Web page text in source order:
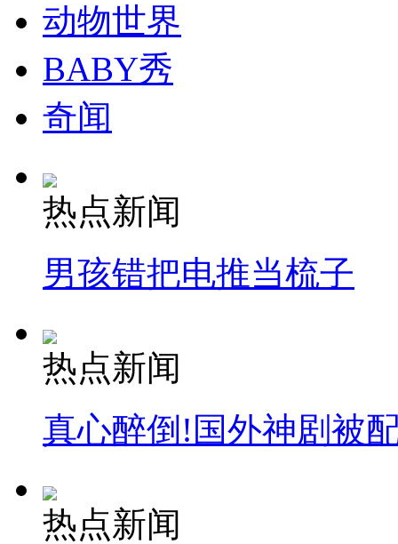
司机酒驾遇交警 急速倒车逃窜
动物世界
BABY秀
奇闻
热点新闻
男孩错把电推当梳子
热点新闻
真心醉倒!国外神剧被
热点新闻